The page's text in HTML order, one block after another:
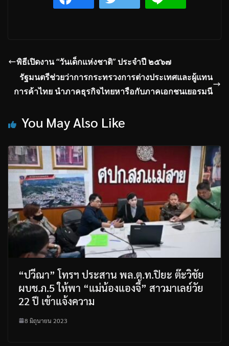
พิธีเปิดงาน “วันเด็กแห่งชาติ” ประจำปี ๒๕๖๗
รัฐมนตรีช่วยว่าการกระทรวงการต่างประเทศและผู้แทน
การค้าไทย นำภาคธุรกิจไทยหารือกับภาคเอกชนเยอรมนี
You May Also Like
“ปวีณา” โทรฯ ประสาน พล.ต.ท.ปิยะ ต๊ะวิชัย
ผบช.ภ.5 ให้พา “แม่น้องแองจี้” สาวมาเลย์วัย
22 ปี เข้าแจ้งความ
8 มิถุนายน 2023